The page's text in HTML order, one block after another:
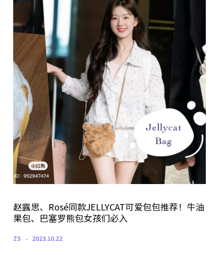
赵露思、Rosé同款JELLYCAT可爱包包推荐！牛油
果包、巴塞罗熊包女孩们必入
ZS 2023.10.22